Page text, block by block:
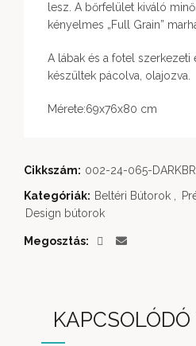
lesz. A bőrfelület kiváló
kényelmes „Full Grain”
A lábak és a fotel szerkezeti
készültek pácolva, olajozva.
Mérete:69x76x80 cm
Cikkszám: 002-24-065-
Kategóriák: Beltéri Bútorok
Design bútorok
Megosztás